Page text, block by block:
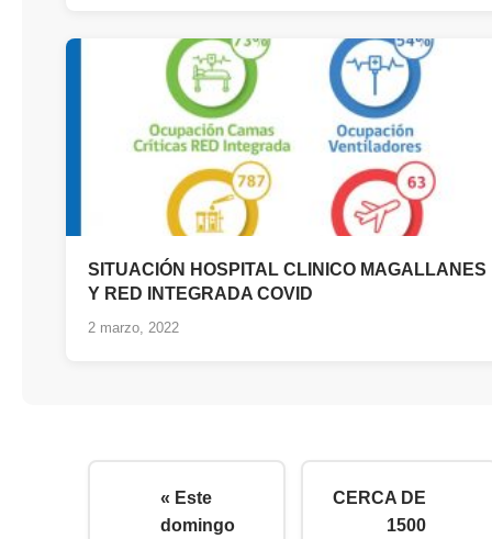
SITUACIÓN HOSPITAL CLINICO MAGALLANES
Y RED INTEGRADA COVID
2 marzo, 2022
« Este
domingo
CERCA DE
1500